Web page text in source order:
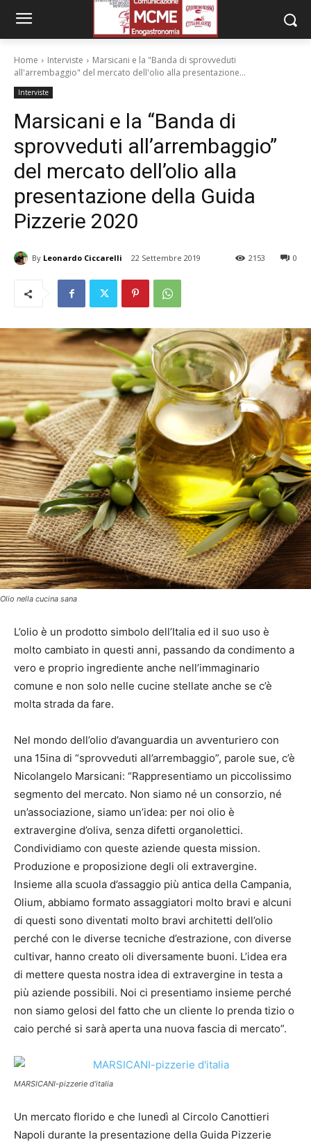
Home Interviste
Marsicani e la "Banda di sprovveduti
all'arrembaggio" del mercato dell'olio alla presentazione...
Interviste
Marsicani e la “Banda di
sprovveduti all’arrembaggio”
del mercato dell’olio alla
presentazione della Guida
Pizzerie 2020
By Leonardo Ciccarelli 22 Settembre 2019 0
2153
Olio nella cucina sana
L’olio è un prodotto simbolo dell’Italia ed il suo uso è
molto cambiato in questi anni, passando da condimento a
vero e proprio ingrediente anche nell’immaginario
comune e non solo nelle cucine stellate anche se c’è
molta strada da fare.
Nel mondo dell’olio d’avanguardia un avventuriero con
una 15ina di “sprovveduti all’arrembaggio”, parole sue, c’è
Nicolangelo Marsicani: “Rappresentiamo un piccolissimo
segmento del mercato. Non siamo né un consorzio, né
un’associazione, siamo un’idea: per noi olio è
extravergine d’oliva, senza difetti organolettici.
Condividiamo con queste aziende questa mission.
Produzione e proposizione degli oli extravergine.
Insieme alla scuola d’assaggio più antica della Campania,
Olium, abbiamo formato assaggiatori molto bravi e alcuni
di questi sono diventati molto bravi architetti dell’olio
perché con le diverse tecniche d’estrazione, con diverse
cultivar, hanno creato oli diversamente buoni. L’idea era
di mettere questa nostra idea di extravergine in testa a
più aziende possibili. Noi ci presentiamo insieme perché
non siamo gelosi del fatto che un cliente lo prenda tizio o
caio perché si sarà aperta una nuova fascia di mercato”.
MARSICANI-pizzerie d’italia
Un mercato florido e che lunedì al Circolo Canottieri
Napoli durante la presentazione della Guida Pizzerie